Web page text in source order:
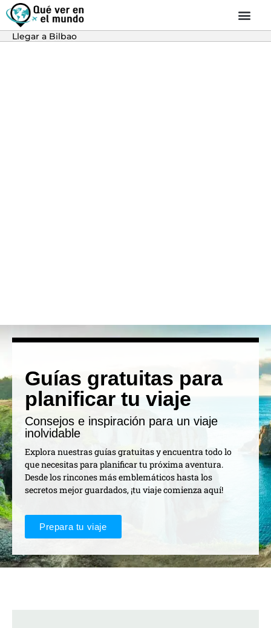
Llegar a Bilbao
Guías gratuitas para
planificar tu viaje
Consejos e inspiración para un viaje
inolvidable
Explora nuestras guías gratuitas y encuentra todo lo
que necesitas para planificar tu próxima aventura.
Desde los rincones más emblemáticos hasta los
secretos mejor guardados, ¡tu viaje comienza aquí!
Prepara tu viaje